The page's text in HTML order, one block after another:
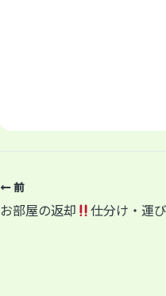
前
お部屋の返却 仕分け・運び出し不要(^^)/少量から大量まですべてお任せ